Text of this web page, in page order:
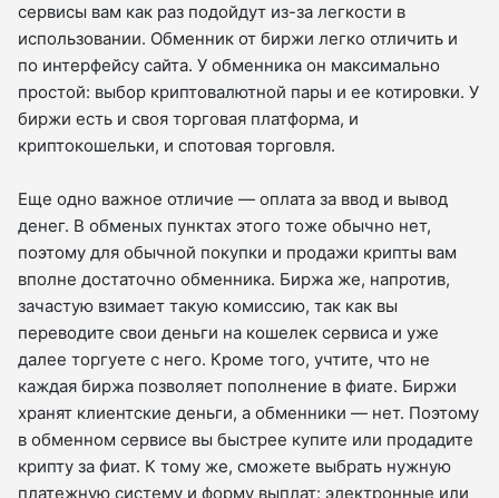
сервисы вам как раз подойдут из-за легкости в
использовании. Обменник от биржи легко отличить и
по интерфейсу сайта. У обменника он максимально
простой: выбор криптовалютной пары и ее котировки. У
биржи есть и своя торговая платформа, и
криптокошельки, и спотовая торговля.
Еще одно важное отличие — оплата за ввод и вывод
денег. В обменых пунктах этого тоже обычно нет,
поэтому для обычной покупки и продажи крипты вам
вполне достаточно обменника. Биржа же, напротив,
зачастую взимает такую комиссию, так как вы
переводите свои деньги на кошелек сервиса и уже
далее торгуете с него. Кроме того, учтите, что не
каждая биржа позволяет пополнение в фиате. Биржи
хранят клиентские деньги, а обменники — нет. Поэтому
в обменном сервисе вы быстрее купите или продадите
крипту за фиат. К тому же, сможете выбрать нужную
платежную систему и форму выплат: электронные или